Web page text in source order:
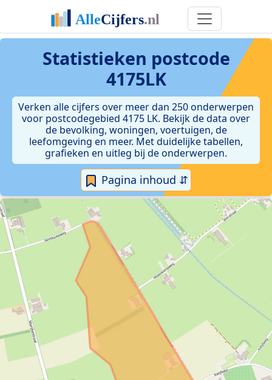
Statistieken postcode
4175LK
Verken alle cijfers over meer dan 250 onderwerpen
voor postcodegebied 4175 LK. Bekijk de data over
de bevolking, woningen, voertuigen, de
leefomgeving en meer. Met duidelijke tabellen,
grafieken en uitleg bij de onderwerpen.
Pagina inhoud ⇵